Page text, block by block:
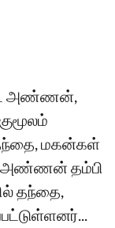
அண்ணன்,
மகன்கள்
அண்ணன் தம்பி
தந்தை,